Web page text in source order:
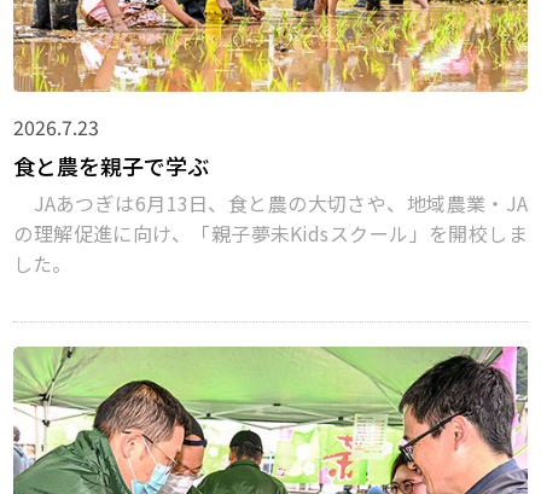
2026.7.23
食と農を親子で学ぶ
JAあつぎは6月13日、食と農の大切さや、地域農業・JA
の理解促進に向け、「親子夢未Kidsスクール」を開校しま
した。